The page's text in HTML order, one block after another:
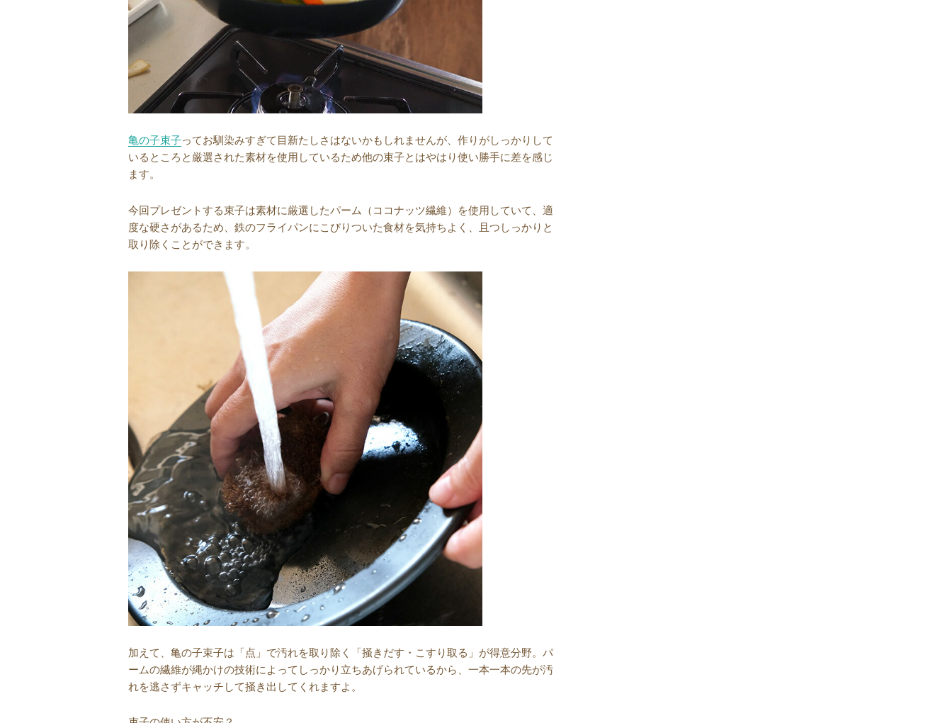
亀の子束子ってお馴染みすぎて目新たしさはないかもしれませんが、作りがしっかりして
いるところと厳選された素材を使用しているため他の束子とはやはり使い勝手に差を感じ
ます。
今回プレゼントする束子は素材に厳選したパーム（ココナッツ繊維）を使用していて、適
度な硬さがあるため、鉄のフライパンにこびりついた食材を気持ちよく、且つしっかりと
取り除くことができます。
加えて、亀の子束子は「点」で汚れを取り除く「掻きだす・こすり取る」が得意分野。パ
ームの繊維が縄かけの技術によってしっかり立ちあげられているから、一本一本の先が汚
れを逃さずキャッチして掻き出してくれますよ。